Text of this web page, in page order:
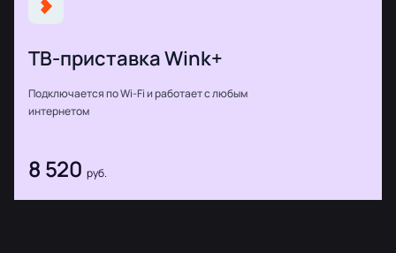
ТВ-приставка Wink+
Подключается по Wi-Fi и работает с любым
интернетом
8 520 руб.